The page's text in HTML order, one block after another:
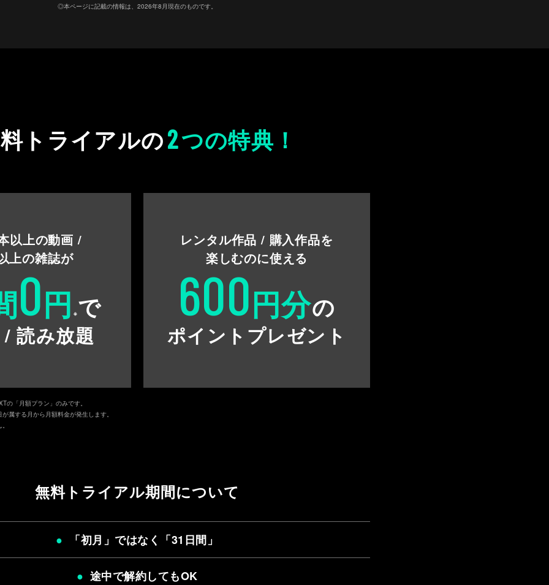
◎本ページに記載の情報は、2026年8月現在のものです。
トライアルの2つの特典！
以上の動画 /
上の雑誌が
0円 ※で
/ 読み放題
の「月額プラン」のみです。
属する月から月額料金が発生します。
レンタル作品 / 購入作品を
楽しむのに使える
600円分の
ポイントプレゼント
無料トライアル期間について
「初月」ではなく「31日間 」
途中で解約してもOK